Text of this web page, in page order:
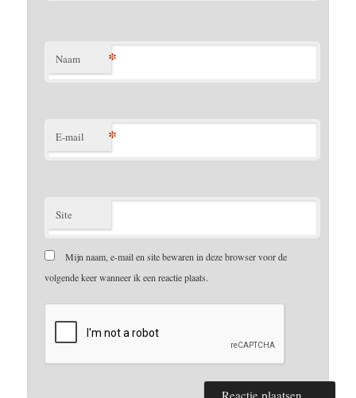
Naam *
E-mail *
Site
Mijn naam, e-mail en site bewaren in deze browser voor de
volgende keer wanneer ik een reactie plaats.